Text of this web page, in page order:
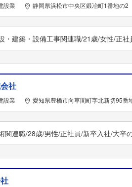
設業 静岡県浜松市中央区鍛冶町1番地の2
・建築・設備工事関連職/21歳/女性/正
社
設業 愛知県豊橋市向草間町字北新切95番
関連職/28歳/男性/正社員/新卒入社/大卒